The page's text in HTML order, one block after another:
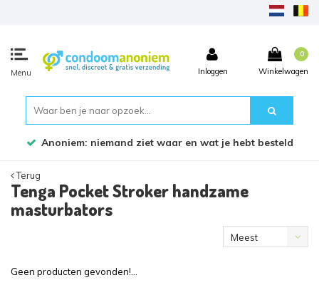
Menu Inloggen
0
Winkelwagen
Anoniem: niemand ziet waar en wat je hebt besteld
Terug
Tenga Pocket Stroker handzame
masturbators
Meest
Geen producten gevonden!...